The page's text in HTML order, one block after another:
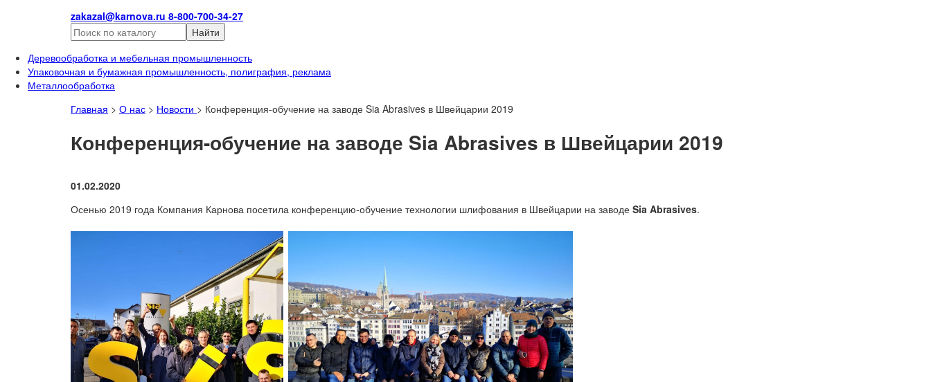
zakazal@karnova.ru 8-800-700-34-27
Найти
Деревообработка и мебельная промышленность
Упаковочная и бумажная промышленность, полиграфия, реклама
Металлообработка
Главная > О нас > Новости > Конференция-обучение на заводе Sia Abrasives в Швейцарии 2019
Конференция-обучение на заводе Sia Abrasives в Швейцарии 2019
01.02.2020
Осенью 2019 года Компания Карнова посетила конференцию-обучение технологии шлифования в Швейцарии на заводе Sia Abrasives.